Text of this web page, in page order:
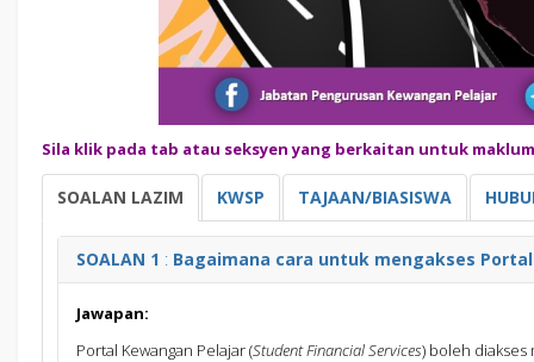
Sila klik pada tab atau seksyen yang berkaitan untuk
SOALAN LAZIM KWSP TAJAAN/BIASISWA
SOALAN 1 : Bagaimana cara untuk mengakses
Jawapan:
Portal Kewangan Pelajar (Student Financial Services) boleh